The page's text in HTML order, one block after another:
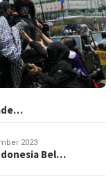
2023
Bel…